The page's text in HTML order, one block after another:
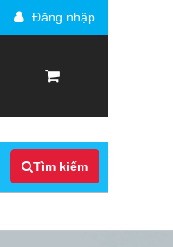
Đăng nhập
Tìm kiếm